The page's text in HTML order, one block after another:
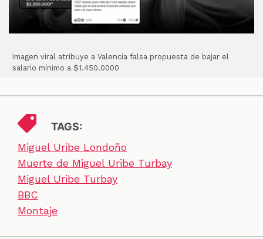
Imagen viral atribuye a Valencia falsa propuesta de bajar el
salario mínimo a $1.450.0000
TAGS:
Miguel Uribe Londoño
Muerte de Miguel Uribe Turbay
Miguel Uribe Turbay
BBC
Montaje